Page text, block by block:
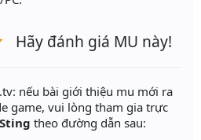
Hãy đánh giá MU này!
nếu bài giới thiệu mu mới ra
game, vui lòng tham gia trực
theo đường dẫn sau: